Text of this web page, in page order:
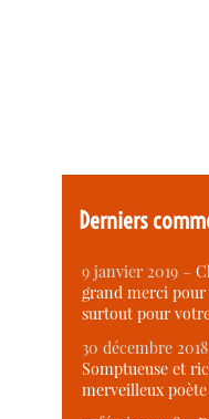
Derniers
9 janvier 2019 –
grand merci
surtout pour
30 décembre
Somptueuse et
merveilleux